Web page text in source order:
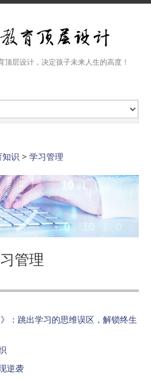
层设计，决定孩子未来人生的高度！
识 > 学习管理
管理
：跳出学习的思维误区，解锁终生
逆袭